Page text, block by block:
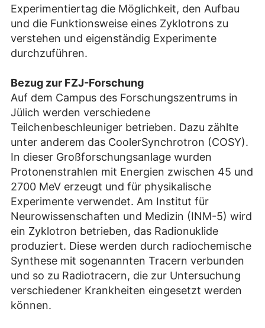
Experimentiertag die Möglichkeit, den Aufbau
und die Funktionsweise eines Zyklotrons zu
verstehen und eigenständig Experimente
durchzuführen.
Bezug zur FZJ-Forschung
Auf dem Campus des Forschungszentrums in
Jülich werden verschiedene
Teilchenbeschleuniger betrieben. Dazu zählte
unter anderem das CoolerSynchrotron (COSY).
In dieser Großforschungsanlage wurden
Protonenstrahlen mit Energien zwischen 45 und
2700 MeV erzeugt und für physikalische
Experimente verwendet. Am Institut für
Neurowissenschaften und Medizin (INM-5) wird
ein Zyklotron betrieben, das Radionuklide
produziert. Diese werden durch radiochemische
Synthese mit sogenannten Tracern verbunden
und so zu Radiotracern, die zur Untersuchung
verschiedener Krankheiten eingesetzt werden
können.